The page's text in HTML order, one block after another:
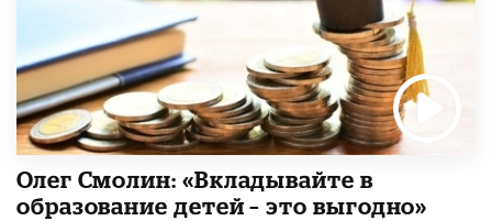
Олег Смолин: «Вкладывайте в
образование детей – это выгодно»